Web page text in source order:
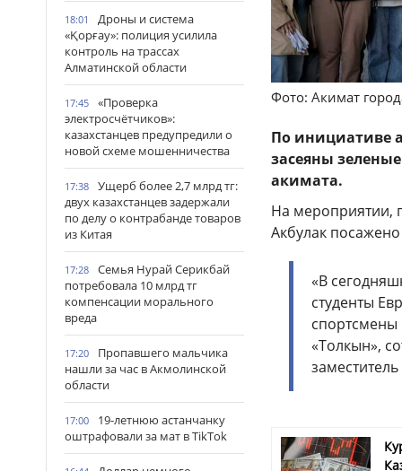
18:01
Дроны и система
«Қорғау»: полиция усилила
контроль на трассах
Алматинской области
17:45
«Проверка
электросчётчиков»:
казахстанцев предупредили о
новой схеме мошенничества
17:38
Ущерб более 2,7 млрд тг:
двух казахстанцев задержали
по делу о контрабанде товаров
из Китая
17:28
Семья Нурай Серикбай
потребовала 10 млрд тг
компенсации морального
вреда
17:20
Пропавшего мальчика
нашли за час в Акмолинской
области
17:00
19-летнюю астанчанку
оштрафовали за мат в TikTok
Фото: Акимат
По инициативе
засеяны
акимата.
На мероприятии,
Акбулак
«В
студенты
спортсмены
«Толкын»,